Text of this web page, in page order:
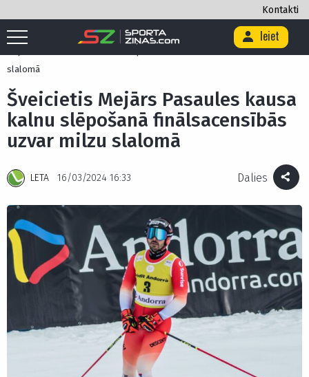
Kontakti
Ieiet
Sākums Ziemas sporta veidi / Kalnu slēpošana /
Šveicietis
Mejārs Pasaules kausa kalnu slēpošanā finālsacensībās uzvar milzu
slalomā
Šveicietis Mejārs Pasaules kausa
kalnu slēpošanā finālsacensībās
uzvar milzu slalomā
LETA 16/03/2024 16:33 Dalies